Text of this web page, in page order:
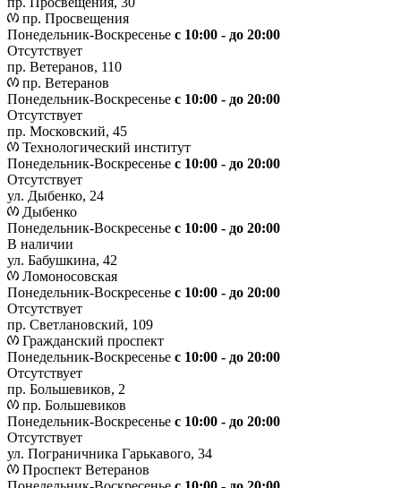
пр. Просвещения
Понедельник-Воскресенье c 10:00 - до 20:00
Отсутствует
пр. Ветеранов, 110
пр. Ветеранов
Понедельник-Воскресенье с 10:00 - до 20:00
Отсутствует
пр. Московский, 45
Технологический институт
Понедельник-Воскресенье с 10:00 - до 20:00
Отсутствует
ул. Дыбенко, 24
Дыбенко
Понедельник-Воскресенье с 10:00 - до 20:00
В наличии
ул. Бабушкина, 42
Ломоносовская
Понедельник-Воскресенье с 10:00 - до 20:00
Отсутствует
пр. Светлановский, 109
Гражданский проспект
Понедельник-Воскресенье с 10:00 - до 20:00
Отсутствует
пр. Большевиков, 2
пр. Большевиков
Понедельник-Воскресенье с 10:00 - до 20:00
Отсутствует
ул. Пограничника Гарькавого, 34
Проспект Ветеранов